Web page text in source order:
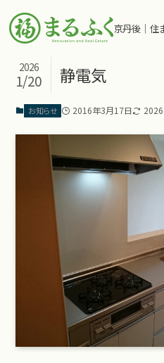
京丹後｜住
静電気
2026
1/20
お知らせ 2016年3月17日